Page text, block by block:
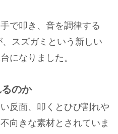
で叩き、音を調律する
スズガミという新しい
になりました。
のか
反面、叩くとひび割れや
向きな素材とされていま